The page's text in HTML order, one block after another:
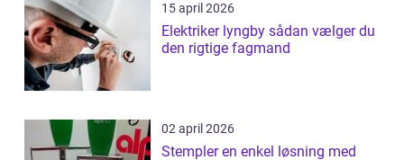
15 april 2026
Elektriker lyngby sådan vælger du
den rigtige fagmand
02 april 2026
Stempler en enkel løsning med